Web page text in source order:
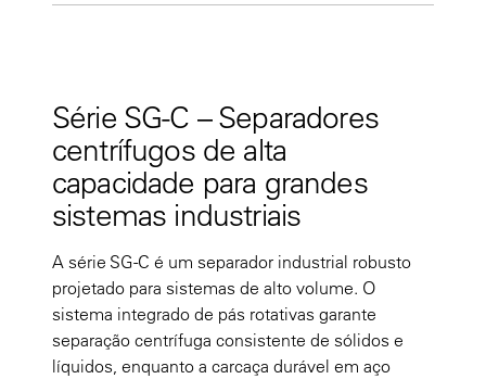
Série SG-C – Separadores
centrífugos de alta
capacidade para grandes
sistemas industriais
A série SG-C é um separador industrial robusto
projetado para sistemas de alto volume. O
sistema integrado de pás rotativas garante
separação centrífuga consistente de sólidos e
líquidos, enquanto a carcaça durável em aço